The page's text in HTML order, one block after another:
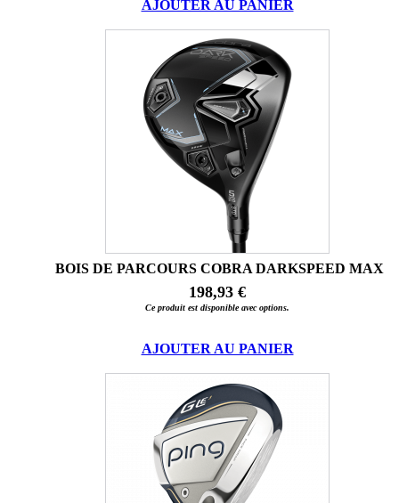
AJOUTER AU PANIER
BOIS DE PARCOURS COBRA DARKSPEED MAX
198,93 €
Ce produit est disponible avec options.
AJOUTER AU PANIER